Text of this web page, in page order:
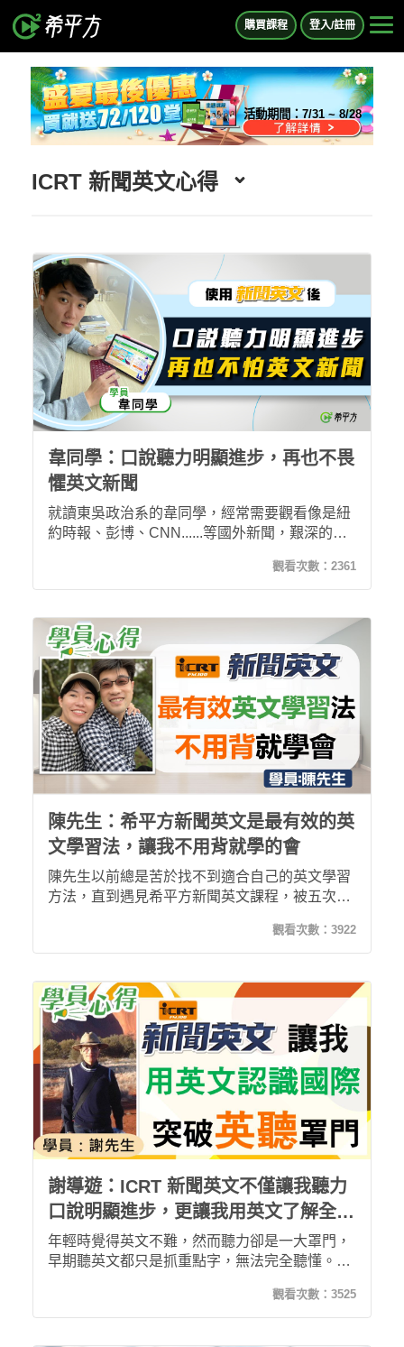
購買課程 登入/註冊
活動期間：7/31 ~ 8/28
ICRT 新聞英文心得
韋同學：口說聽力明顯進步，再也不畏
懼英文新聞
就讀東吳政治系的韋同學，經常需要觀看像是紐
約時報、彭博、CNN......等國外新聞，艱深的內
同推出的新聞英文後，不僅不再畏懼這些艱澀難
懂的英文新聞，聽力口說也大大進步！
觀看次數： 2361
陳先生：希平方新聞英文是最有效的英
文學習法，讓我不用背就學的會
陳先生以前總是苦於找不到適合自己的英文學習
方法，直到遇見希平方新聞英文課程，被五次間
憶難關，不用刻意死背就可以輕鬆記得上課內
容，聽讀能力都有所提升，更能學習文法知識，
獲得的成就感。
觀看次數： 3922
謝導遊：ICRT 新聞英文不僅讓我聽力
口說明顯進步，更讓我用英文了解全球
時事！
年輕時覺得英文不難，然而聽力卻是一大罩門，
早期聽英文都只是抓重點字，無法完全聽懂。在
功能讓我可以盡情模仿老師的語調，更能大量聆
聽英文！多次上課下來真的明顯感受到自身英文
觀看次數： 3525